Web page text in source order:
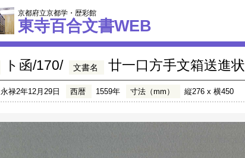
京都府立京都学・歴彩館
東寺百合文書WEB
ト函/170/ 文書名 廿一口方手文箱送進状
永禄2年12月29日 西暦 1559年 寸法（mm） 縦276 x 横450